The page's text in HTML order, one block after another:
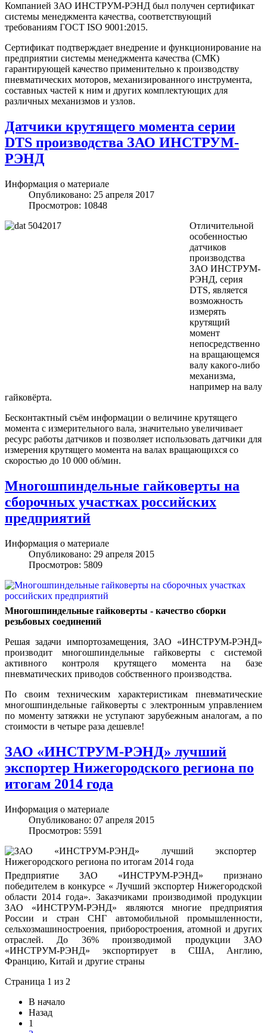
Компанией ЗАО ИНСТРУМ-РЭНД был получен сертификат
системы менеджмента качества, соответствующий
требованиям ГОСТ ISO 9001:2015.
Сертификат подтверждает внедрение и функционирование на
предприятии системы менеджмента качества (СМК)
гарантирующей качество применительно к производству
пневматических моторов, механизированного инструмента,
составных частей к ним и других комплектующих для
различных механизмов и узлов.
Датчики крутящего момента серии
DTS производства ЗАО ИНСТРУМ-
РЭНД
Информация о материале
Опубликовано: 25 апреля 2017
Просмотров: 10848
Отличительной
особенностью
датчиков
производства
ЗАО ИНСТРУМ-
РЭНД, серия
DTS, является
возможность
измерять
крутящий
момент
непосредственно
на вращающемся
валу какого-либо
механизма,
например на валу
гайковёрта.
Бесконтактный съём информации о величине крутящего
момента с измерительного вала, значительно увеличивает
ресурс работы датчиков и позволяет использовать датчики для
измерения крутящего момента на валах вращающихся со
скоростью до 10 000 об/мин.
Многошпиндельные гайковерты на
сборочных участках российских
предприятий
Информация о материале
Опубликовано: 29 апреля 2015
Просмотров: 5809
Многошпиндельные гайковерты - качество сборки
резьбовых соединений
Решая задачи импортозамещения, ЗАО «ИНСТРУМ-РЭНД»
производит многошпиндельные гайковерты с системой
активного контроля крутящего момента на базе
пневматических приводов собственного производства.
По своим техническим характеристикам пневматические
многошпиндельные гайковерты с электронным управлением
по моменту затяжки не уступают зарубежным аналогам, а по
стоимости в четыре раза дешевле!
ЗАО «ИНСТРУМ-РЭНД» лучший
экспортер Нижегородского региона по
итогам 2014 года
Информация о материале
Опубликовано: 07 апреля 2015
Просмотров: 5591
Предприятие ЗАО «ИНСТРУМ-РЭНД» признано
победителем в конкурсе « Лучший экспортер Нижегородской
области 2014 года». Заказчиками производимой продукции
ЗАО «ИНСТРУМ-РЭНД» являются многие предприятия
России и стран СНГ автомобильной промышленности,
сельхозмашиностроения, приборостроения, атомной и других
отраслей. До 36% производимой продукции ЗАО
«ИНСТРУМ-РЭНД» экспортирует в США, Англию,
Францию, Китай и другие страны
Страница 1 из 2
В начало
Назад
1